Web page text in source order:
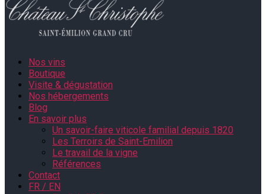
Nos vins
Boutique
Visite & dégustation
Nos hébergements
Blog
En savoir plus
Un savoir-faire viticole familial depuis 1820
Les Terroirs de Saint-Emilion
Le travail de la vigne
Références
Contact
FR / EN